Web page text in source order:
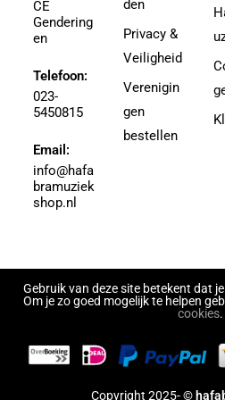
Aguilar, Walter Leon
Aguilera, Christina
Ahbez, Eden
Ahle, Johann R.
Ahronheim, Albert
Airto Moreira Ramon Zenker
Aitken
Aitken, Robert
Al Hirt
Al-Odeh, Simon
Alain Silvestri
3.5
30
3e divisie
4
4,5
4,5 (3e divisie)
4.5
6
7
43497
43526
CE
Gendering
en
Telefoon:
023-
5450815
Email:
info@hafa
bramuziek
shop.nl
den
Privacy &
Veiligheid
Verenigin
gen
bestellen
Gebruik van deze site betekent dat
Om je zo goed mogelijk te helpen
cookies.
Copyright 2025- ©